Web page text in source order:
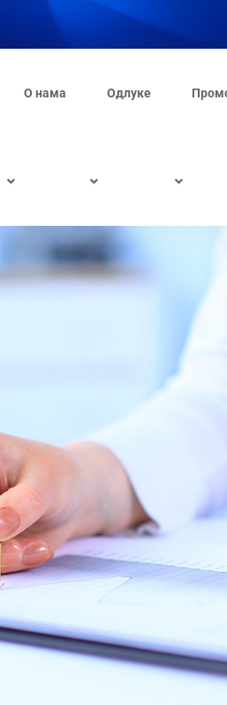
О нама Одлуке